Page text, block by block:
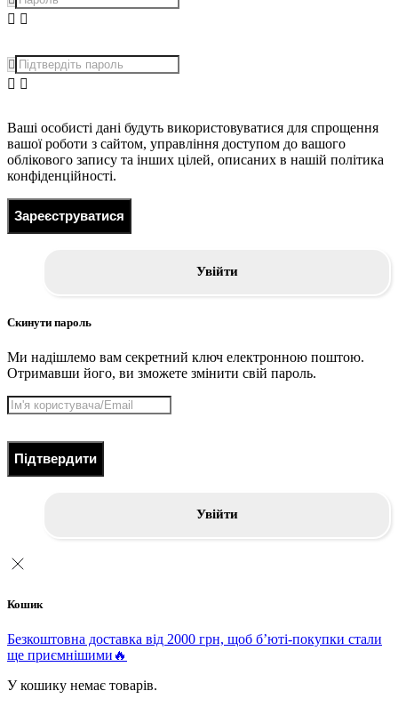
Ваші особисті дані будуть використовуватися для спрощення
вашої роботи з сайтом, управління доступом до вашого
облікового запису та інших цілей, описаних в нашій політика
конфіденційності.
Зареєструватися
Увійти
Скинути пароль
Ми надішлемо вам секретний ключ електронною поштою.
Отримавши його, ви зможете змінити свій пароль.
Підтвердити
Увійти
Кошик
Безкоштовна доставка від 2000 грн, щоб б’юті-покупки стали
ще приємнішими🔥
У кошику немає товарів.